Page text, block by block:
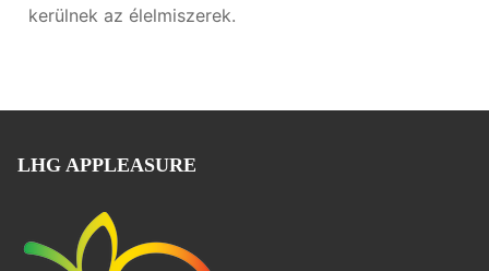
kerülnek az élelmiszerek.
LHG APPLEASURE